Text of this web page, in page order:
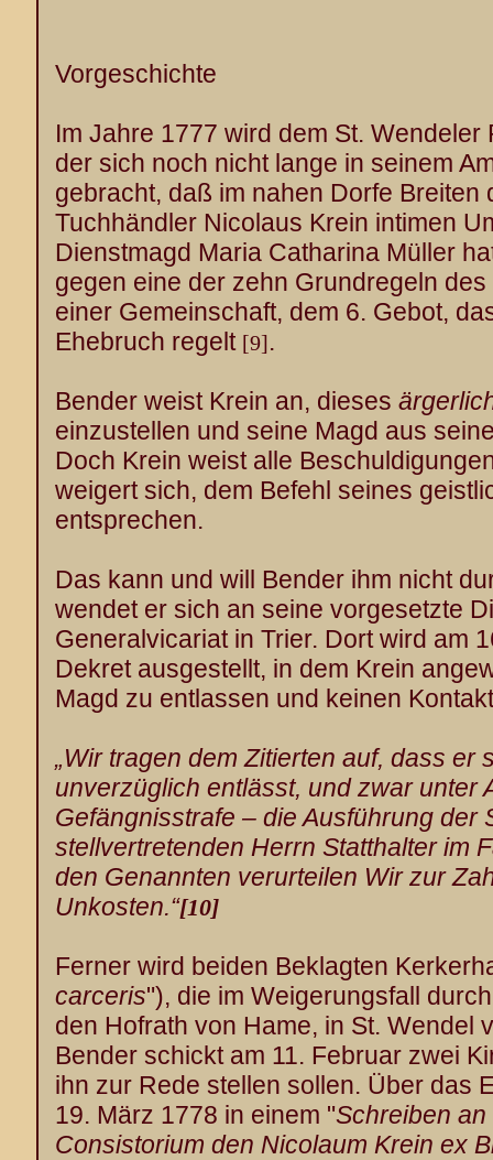
Vorgeschichte
Im Jahre 1777 wird dem St. Wendeler
der sich noch nicht lange in seinem
gebracht, daß im nahen Dorfe Breiten
Tuchhändler Nicolaus Krein intimen
Dienstmagd Maria Catharina Müller
gegen eine der zehn Grundregeln
einer Gemeinschaft, dem 6. Gebot,
Ehebruch regelt [9].
Bender weist Krein an, dieses
einzustellen und seine Magd aus
Doch Krein weist alle
weigert sich, dem Befehl seines
entsprechen.
Das kann und will Bender ihm nicht
wendet er sich an seine vorgesetzte
Generalvicariat in Trier. Dort wird am
Dekret ausgestellt, in dem Krein
Magd zu entlassen und keinen
„Wir tragen dem Zitierten auf, dass er
unverzüglich entlässt, und zwar unter
Gefängnisstrafe – die Ausführung der
stellvertretenden Herrn Statthalter im
den Genannten verurteilen Wir zur
Unkosten.“[10]
Ferner wird beiden Beklagten
carceris"), die im Weigerungsfall
den Hofrath von Hame, in St. Wendel
Bender schickt am 11. Februar zwei
ihn zur Rede stellen sollen. Über das
19. März 1778 in einem "Schreiben
Consistorium den Nicolaum Krein ex